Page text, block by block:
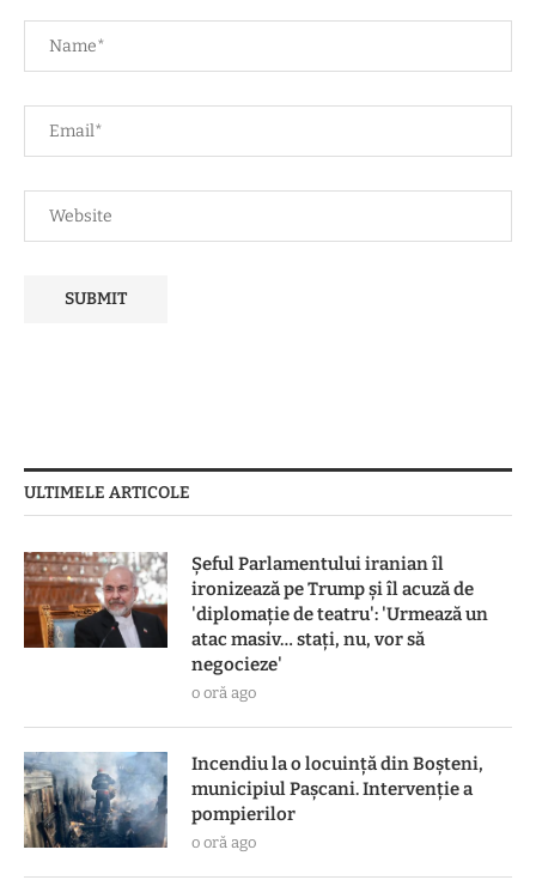
ULTIMELE ARTICOLE
Șeful Parlamentului iranian îl
ironizează pe Trump și îl acuză de
'diplomație de teatru': 'Urmează un
atac masiv… stați, nu, vor să
negocieze'
o oră ago
Incendiu la o locuință din Boșteni,
municipiul Pașcani. Intervenție a
pompierilor
o oră ago